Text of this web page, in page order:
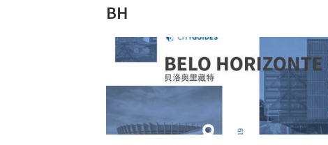
BH